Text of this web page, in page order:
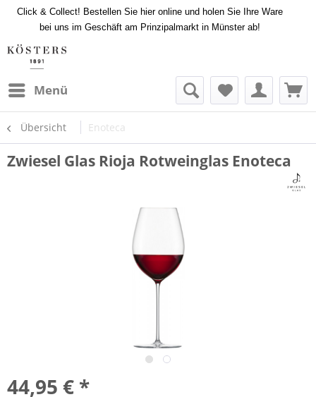
Click & Collect! Bestellen Sie hier online und holen Sie Ihre Ware
bei uns im Geschäft am Prinzipalmarkt in Münster ab!
Menü
Übersicht Enoteca
Zwiesel Glas Rioja Rotweinglas Enoteca
44,95 € *